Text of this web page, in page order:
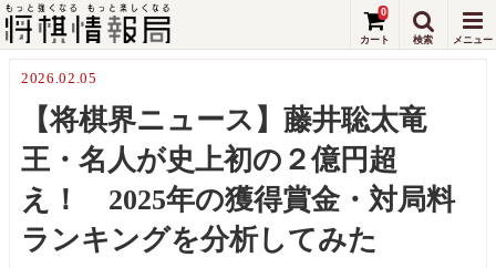
0
2026.02.05
【将棋界ニュース】藤井聡太竜
王・名人が史上初の２億円超
え！ 2025年の獲得賞金・対局料
ランキングを分析してみた